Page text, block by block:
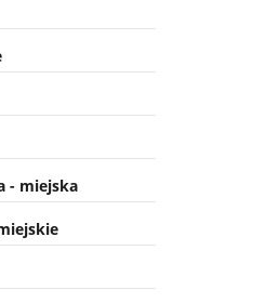
- miejska